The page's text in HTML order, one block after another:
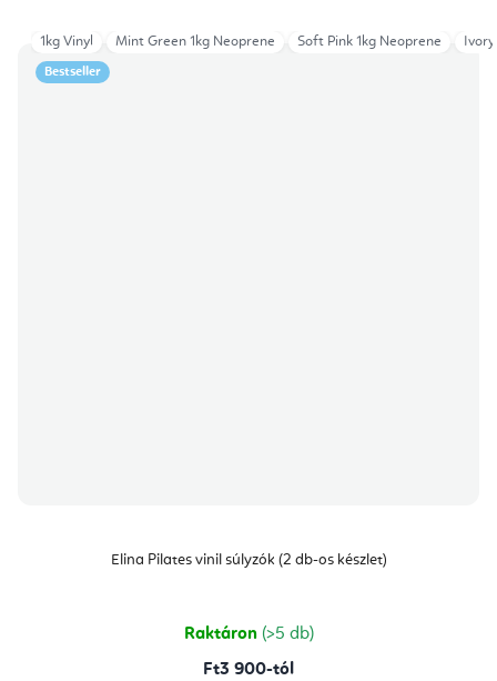
Bestseller
Elina Pilates vinil súlyzók (2 db-os készlet)
Raktáron (>5 db)
Ft3 900-tól
1kg Vinyl Mint Green 1kg Neoprene Soft Pink 1kg Neoprene